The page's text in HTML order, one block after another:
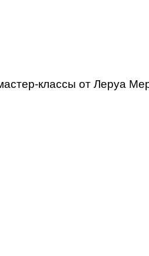
классы от Леруа